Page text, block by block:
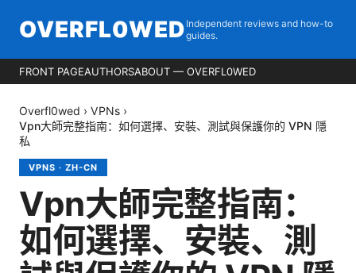
OVERFL0WED Independent reviews and how-to
guides.
FRONT PAGEAUTHORSABOUT — OVERFL0WED
Overfl0wed › VPNs ›
Vpn大師完整指南：如何選擇、安裝、測試與保護你的 VPN 隱
私
VPNS · ZH-CN
Vpn大師完整指南：
如何選擇、安裝、測